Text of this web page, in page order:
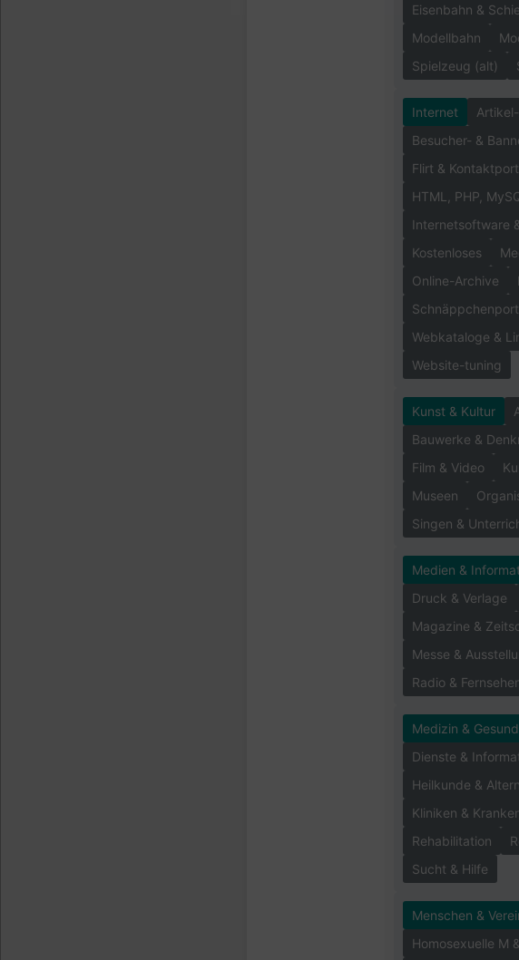
Eisenbahn &
Modellbahn
Spielzeug (alt)
Internet
Besucher- &
Flirt &
HTML, PHP,
Internetsoftware
Kostenloses
Online-Archive
Webkataloge &
Website-tuning
Kunst & Kultur
Bauwerke &
Film & Video
Museen
Singen &
Medien &
Druck & Verlage
Magazine &
Messe &
Radio &
Medizin &
Dienste &
Heilkunde &
Kliniken &
Rehabilitation
Sucht & Hilfe
Menschen &
Homosexuelle M